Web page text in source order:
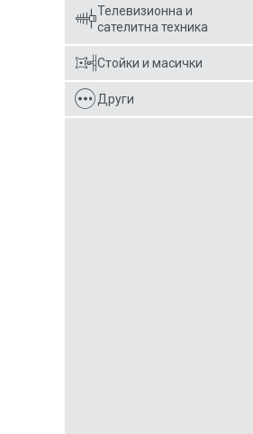
Телевизионна и
сателитна техника
Стойки и масички
Други